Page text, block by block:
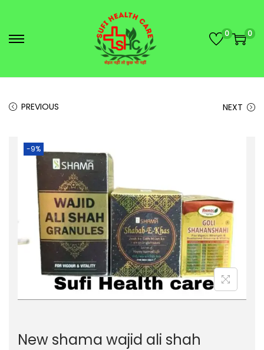
0 0
PREVIOUS NEXT
-9%
New shama wajid ali shah